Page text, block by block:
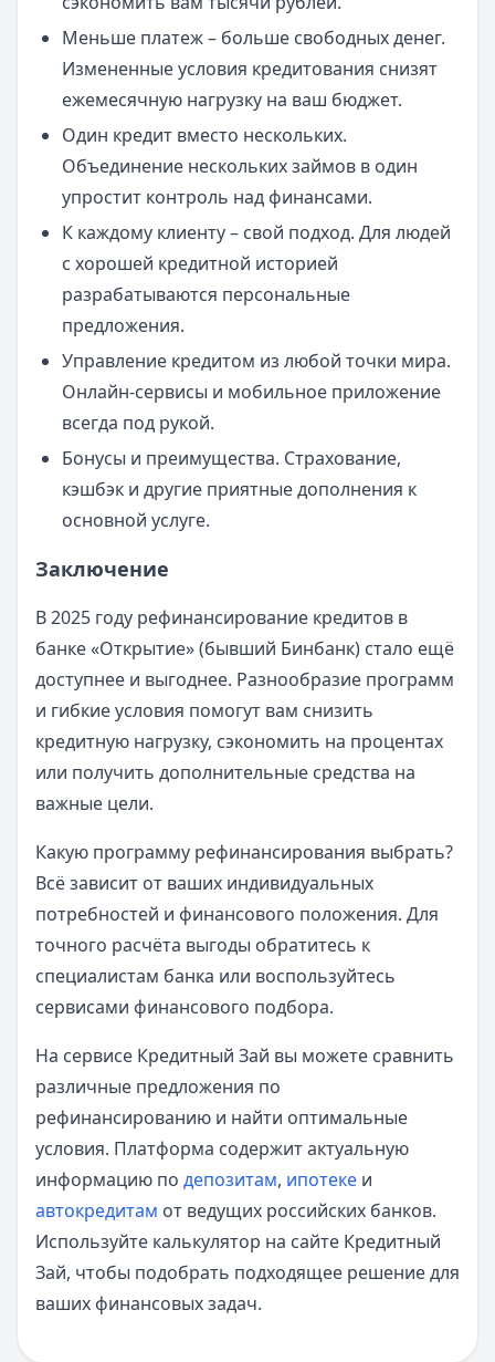
Меньше платеж – больше свободных денег.
Измененные условия кредитования снизят
ежемесячную нагрузку на ваш бюджет.
Один кредит вместо нескольких.
Объединение нескольких займов в один
упростит контроль над финансами.
К каждому клиенту – свой подход. Для людей
с хорошей кредитной историей
разрабатываются персональные
предложения.
Управление кредитом из любой точки мира.
Онлайн-сервисы и мобильное приложение
всегда под рукой.
Бонусы и преимущества. Страхование,
кэшбэк и другие приятные дополнения к
основной услуге.
Заключение
В 2025 году рефинансирование кредитов в
банке «Открытие» (бывший Бинбанк) стало ещё
доступнее и выгоднее. Разнообразие программ
и гибкие условия помогут вам снизить
кредитную нагрузку, сэкономить на процентах
или получить дополнительные средства на
важные цели.
Какую программу рефинансирования выбрать?
Всё зависит от ваших индивидуальных
потребностей и финансового положения. Для
точного расчёта выгоды обратитесь к
специалистам банка или воспользуйтесь
сервисами финансового подбора.
На сервисе Кредитный Зай вы можете сравнить
различные предложения по
рефинансированию и найти оптимальные
условия. Платформа содержит актуальную
информацию по депозитам, ипотеке и
автокредитам от ведущих российских банков.
Используйте калькулятор на сайте Кредитный
Зай, чтобы подобрать подходящее решение для
ваших финансовых задач.